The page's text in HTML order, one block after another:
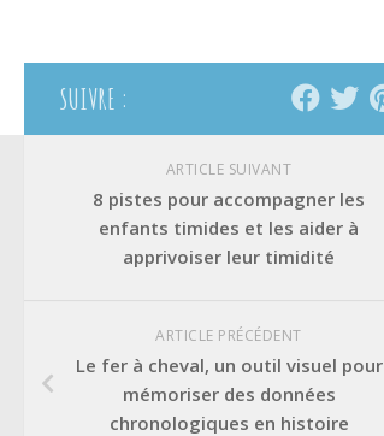
SUIVRE :
ARTICLE SUIVANT
8 pistes pour accompagner les
enfants timides et les aider à
apprivoiser leur timidité
ARTICLE PRÉCÉDENT
Le fer à cheval, un outil visuel pour
mémoriser des données
chronologiques en histoire